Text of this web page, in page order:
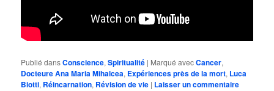
Publié dansConscience,Spiritualité | Marqué avecCancer,
Docteure Ana Maria Mihalcea, Expériences près de la mort, Luca
Biotti, Réincarnation, Révision de vie | Laisser un commentaire